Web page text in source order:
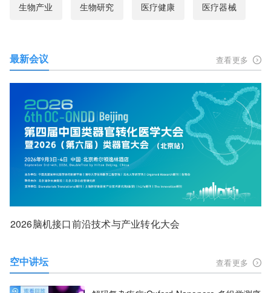
生物产业 生物研究 医疗健康 医疗器械
最新会议 查看更多
2026脑机接口前沿技术与产业转化大会
空中讲坛 查看更多